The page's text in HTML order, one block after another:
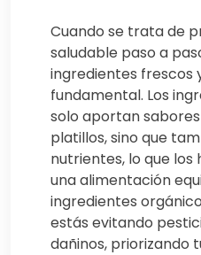
Cuando se trata de
saludable paso a
ingredientes frescos
fundamental. Los
solo aportan
platillos, sino que
nutrientes, lo que los
una alimentación
ingredientes
estás evitando
dañinos, priorizando